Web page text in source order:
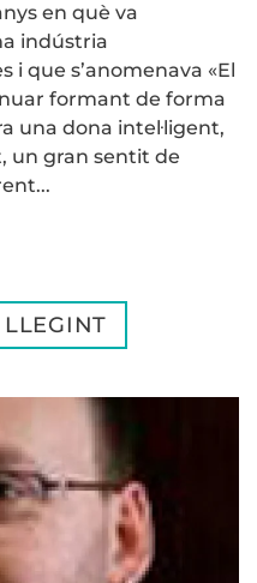
en què va
indústria
que s’anomenava «El
formant de forma
una dona intel·ligent,
un gran sentit de